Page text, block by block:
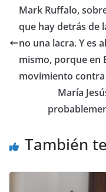
​Mark Ruffalo,
que hay detrás de
no una lacra. Y es
mismo, porque en
movimiento contra
María
También